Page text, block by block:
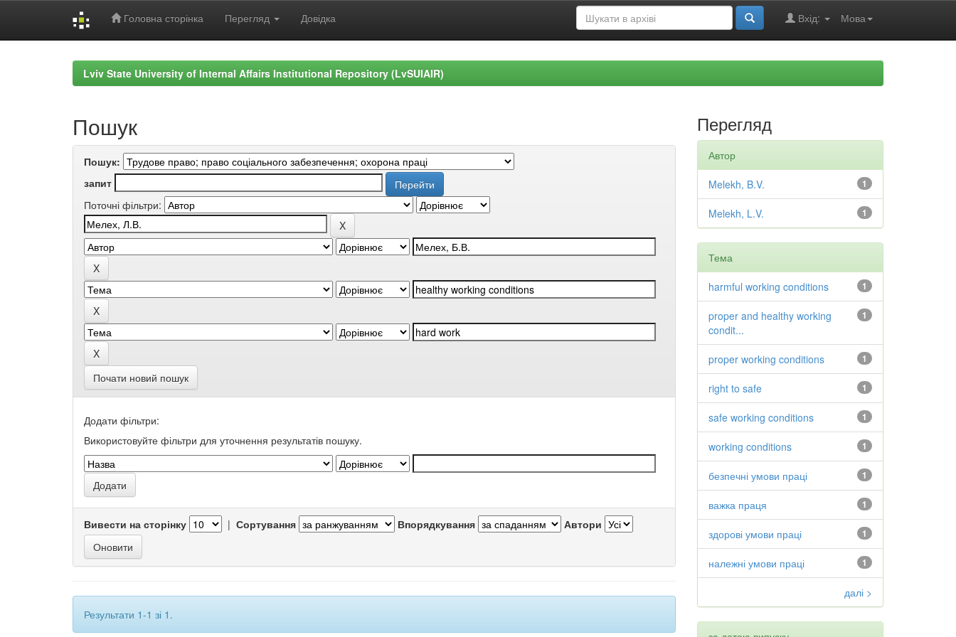
Головна сторінка Перегляд Довідка Мова
Вхід:
Lviv State University of Internal Affairs Institutional Repository (LvSUIAIR)
Пошук
Пошук:
запит
Поточні фільтри:
Почати новий пошук
Додати фільтри:
Використовуйте фільтри для уточнення результатів пошуку.
Вивести на сторінку | Сортування Впорядкування Автори
Результати 1-1 зі 1.
Перегляд
Автор
1
Melekh, B.V.
1
Melekh, L.V.
Тема
1
harmful working conditions
1
proper and healthy working
condit...
1
proper working conditions
1
right to safe
1
safe working conditions
1
working conditions
1
безпечні умови праці
1
важка праця
1
здорові умови праці
1
належні умови праці
далі >